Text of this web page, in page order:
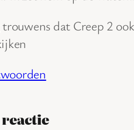
trouwens dat Creep 2
reactie